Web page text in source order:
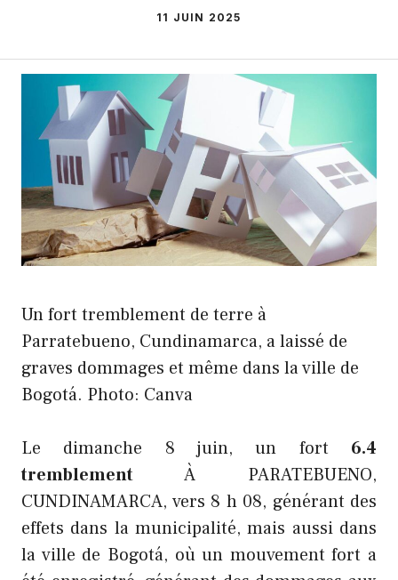
11 JUIN 2025
Un fort tremblement de terre à
Parratebueno, Cundinamarca, a laissé de
graves dommages et même dans la ville de
Bogotá. Photo: Canva
Le dimanche 8 juin, un fort 6.4
tremblement À PARATEBUENO,
CUNDINAMARCA, vers 8 h 08, générant des
effets dans la municipalité, mais aussi dans
la ville de Bogotá, où un mouvement fort a